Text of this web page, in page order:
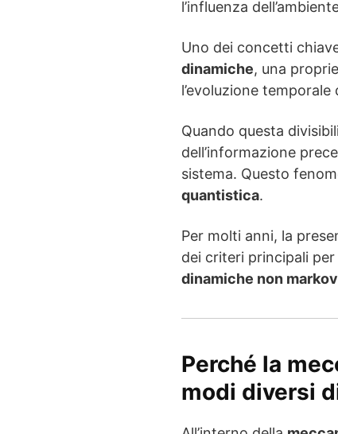
l’influenza
Uno dei concetti
dinamiche, una
l’evoluzione
Quando questa
dell’informazione
sistema. Questo
quantistica.
Per molti anni, la
dei criteri principali
dinamiche non
Perché la
modi diversi